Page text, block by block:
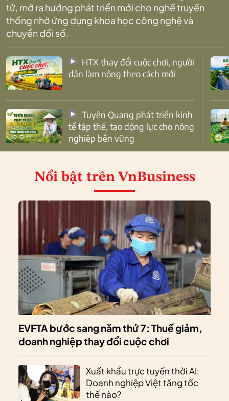
tử, mở ra hướng phát triển mới cho nghề truyền
thống nhờ ứng dụng khoa học công nghệ và
chuyển đổi số.
dân làm nông theo cách mới
tế tập thể, tạo động lực cho nông
nghiệp bền vững
Nổi bật trên VnBusiness
EVFTA bước sang năm thứ 7: Thuế giảm,
doanh nghiệp thay đổi cuộc chơi
Xuất khẩu trực tuyến thời AI:
Doanh nghiệp Việt tăng tốc
thế nào?